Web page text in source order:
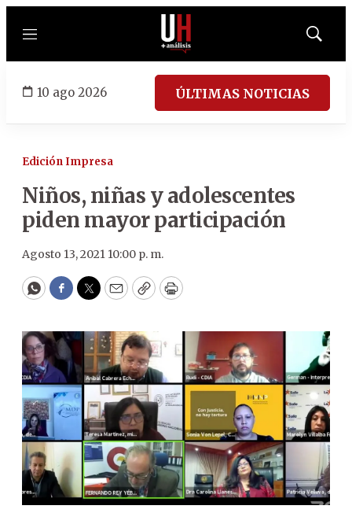
Menú
Mostrar
10 ago 2026 ÚLTIMAS NOTICIAS
Edición Impresa
Niños, niñas y adolescentes
piden mayor participación
Agosto 13, 2021 10:00 p. m.
WhatsApp
Facebook
Twitter
EmailCopyPrint